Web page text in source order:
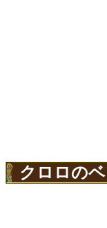
クロロの